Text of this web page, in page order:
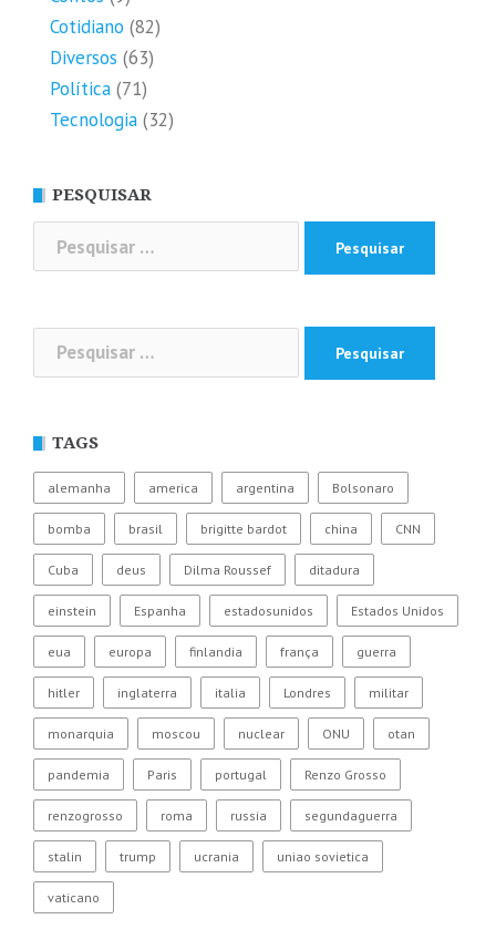
Cotidiano (82)
Diversos (63)
Política (71)
Tecnologia (32)
PESQUISAR
por:
Pesquisar
por:
TAGS
alemanha america argentina Bolsonaro
bomba brasil brigitte bardot china CNN
Cuba deus Dilma Roussef ditadura
einstein Espanha estadosunidos Estados Unidos
eua europa finlandia frança guerra
hitler inglaterra italia Londres militar
monarquia moscou nuclear ONU otan
pandemia Paris portugal Renzo Grosso
renzogrosso roma russia segundaguerra
stalin trump ucrania uniao sovietica
vaticano